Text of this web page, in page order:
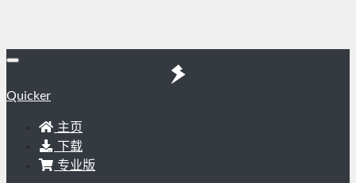
Quicker
主页
下载
专业版